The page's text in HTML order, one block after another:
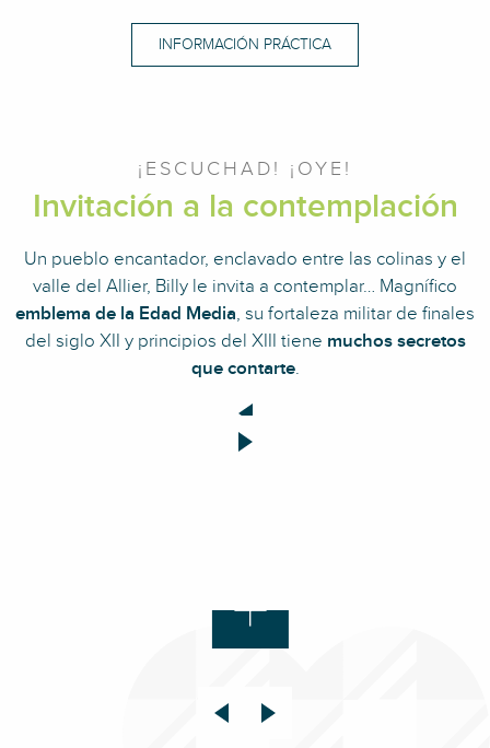
INFORMACIÓN PRÁCTICA
¡ESCUCHAD! ¡OYE!
Invitación a la contemplación
Un pueblo encantador, enclavado entre las colinas y el
valle del Allier, Billy le invita a contemplar… Magnífico
emblema de la Edad Media, su fortaleza militar de finales
del siglo XII y principios del XIII tiene muchos secretos
que contarte.